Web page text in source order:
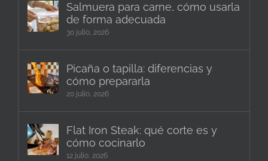
Salmuera para carne, cómo usarla
de forma adecuada
30 julio, 2026
Picaña o tapilla: diferencias y
cómo prepararla
20 julio, 2026
Flat Iron Steak: qué corte es y
cómo cocinarlo
12 julio, 2026